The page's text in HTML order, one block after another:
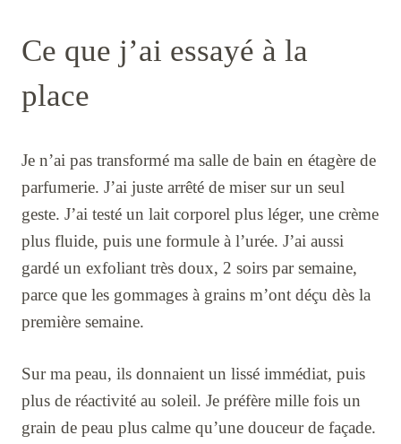
Ce que j’ai essayé à la
place
Je n’ai pas transformé ma salle de bain en étagère de
parfumerie. J’ai juste arrêté de miser sur un seul
geste. J’ai testé un lait corporel plus léger, une crème
plus fluide, puis une formule à l’urée. J’ai aussi
gardé un exfoliant très doux, 2 soirs par semaine,
parce que les gommages à grains m’ont déçu dès la
première semaine.
Sur ma peau, ils donnaient un lissé immédiat, puis
plus de réactivité au soleil. Je préfère mille fois un
grain de peau plus calme qu’une douceur de façade.